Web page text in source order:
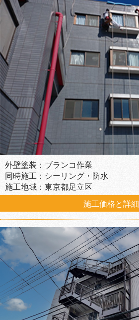
外壁塗装：ブランコ作業
同時施工：シーリング・防水
施工地域：東京都足立区
施工価格と詳細